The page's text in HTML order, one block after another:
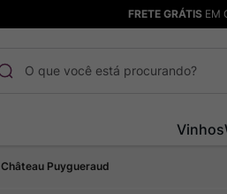
FRETE GRÁTISEM
Vinhos
Château Puygueraud